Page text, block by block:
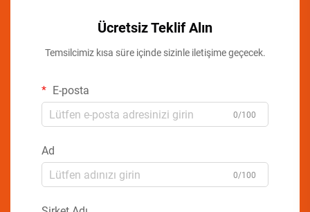
Ücretsiz Teklif Alın
Temsilcimiz kısa süre içinde sizinle iletişime geçecek.
E-posta
0/100
Ad
0/100